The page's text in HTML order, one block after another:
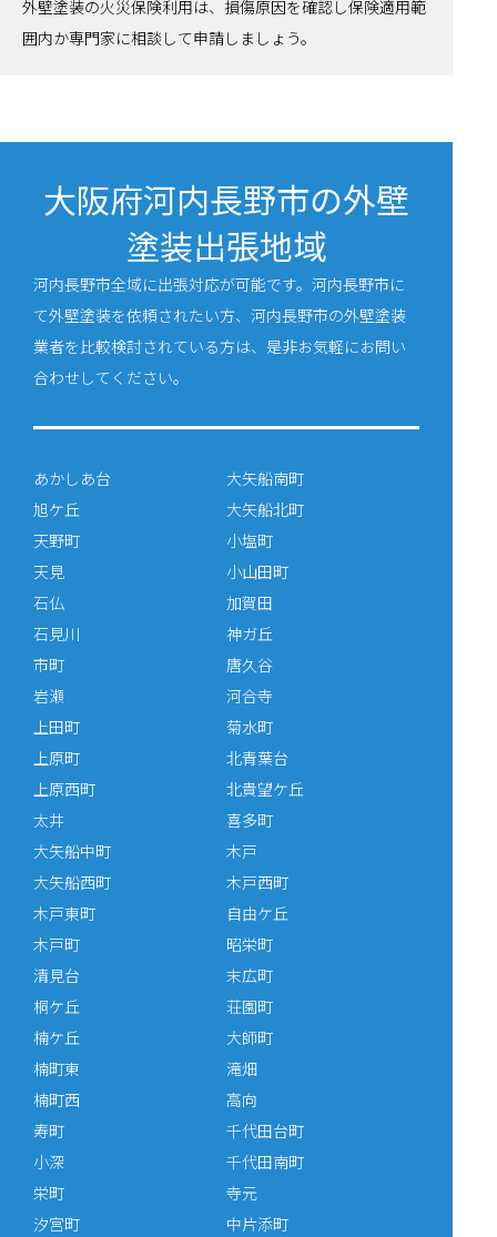
外壁塗装の火災保険利用は、損傷原因を確認し保険適用範
囲内か専門家に相談して申請しましょう。
大阪府河内長野市の外壁
塗装出張地域
河内長野市全域に出張対応が可能です。河内長野市に
て外壁塗装を依頼されたい方、河内長野市の外壁塗装
業者を比較検討されている方は、是非お気軽にお問い
合わせしてください。
あかしあ台
旭ケ丘
天野町
天見
石仏
石見川
市町
岩瀬
上田町
上原町
上原西町
太井
大矢船中町
大矢船西町
大矢船南町
大矢船北町
小塩町
小山田町
加賀田
神ガ丘
唐久谷
河合寺
菊水町
北青葉台
北貴望ケ丘
喜多町
木戸
木戸西町
木戸東町
木戸町
清見台
桐ケ丘
楠ケ丘
楠町東
楠町西
寿町
小深
栄町
汐宮町
自由ケ丘
昭栄町
末広町
荘園町
大師町
滝畑
高向
千代田台町
千代田南町
寺元
中片添町